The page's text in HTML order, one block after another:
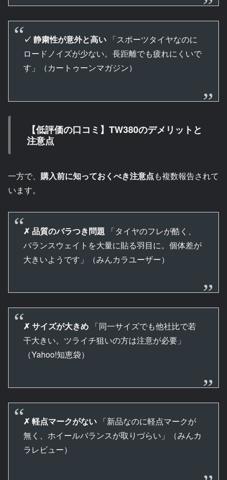
✓ 静粛性が意外と高い「スポーツタイヤなのに
ロードノイズが少ない。長距離でも疲れにくいで
す」（カートゥーンマガジン）
【低評価の口コミ】TW380のデメリットと
注意点
一方で、 購入前に知っておくべき注意点も複数報告されて
います。
✗ 品質のバラつき問題 「タイヤのフレが酷く、
バランスウェイトを大量に貼る羽目に。個体差が
大きいようです」（みんカラユーザー）
✗ サイズが大きめ「同一サイズでも他社比で若
干大きい。ツライチ狙いの方は注意が必要」
（Yahoo!知恵袋）
✗ 軽点マークがない「新品なのに軽点マークが
無く、ホイールバランスが取りづらい」（みんカ
ラレビュー）